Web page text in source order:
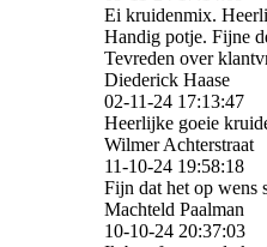
Ei kruidenmix.
Handig potje. Fijne
Tevreden over
Diederick Haase
02-11-24 17:13:47
Heerlijke goeie
Wilmer Achterstraat
11-10-24 19:58:18
Fijn dat het op wens
Machteld Paalman
10-10-24 20:37:03